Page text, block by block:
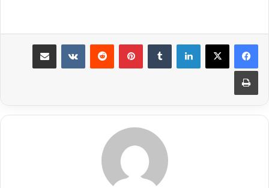
لينكدإن بينتيريست
طباعة